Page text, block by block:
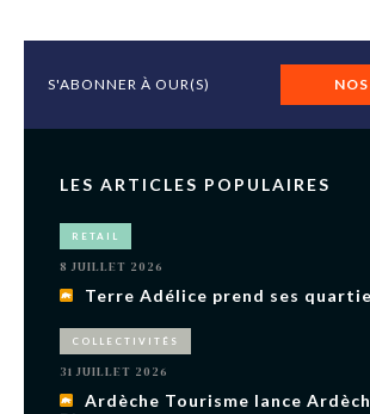
S'ABONNER À OUR(S)
LES ARTICLES POPULAIRES
RETAIL
8 JUILLET 2026
Terre Adélice prend ses
COLLECTIVITÉS
31 JUILLET 2026
Ardèche Tourisme lance